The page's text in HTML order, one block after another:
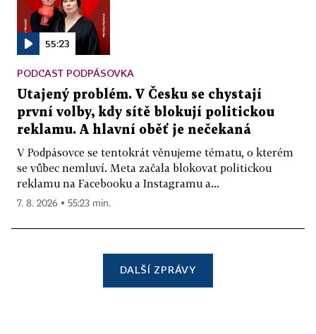
55:23
PODCAST PODPÁSOVKA
Utajený problém. V Česku se chystají
první volby, kdy sítě blokují politickou
reklamu. A hlavní oběť je nečekaná
V Podpásovce se tentokrát věnujeme tématu, o kterém
se vůbec nemluví. Meta začala blokovat politickou
reklamu na Facebooku a Instagramu a...
7. 8. 2026 ▪ 55:23 min.
DALŠÍ ZPRÁVY